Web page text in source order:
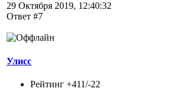
29 Октября 2019, 12:40:32
Ответ #7
Улисс
Рейтинг +411/-22